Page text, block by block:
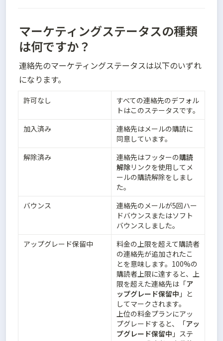
マーケティングステータスの種類
は何ですか？
連絡先のマーケティングステータスは以下のいずれ
になります。
許可なし
すべての連絡先のデフォル
トはこのステータスです。
加入済み
連絡先はメールの購読に
同意しています。
解除済み
連絡先はフッターの購読
解除リンクを使用してメ
ールの購読解除をしまし
た。
バウンス
連絡先のメールが5回ハー
ドバウンスまたはソフト
バウンスしました。
アップグレード保留中
料金の上限を超えて購読者
の連絡先が追加されたこ
とを意味します。100%の
購読者上限に達すると、上
限を超えた連絡先は「ア
ップグレード保留中 」と
してマークされます。
上位の料金プランにアッ
プグレードすると、「アッ
プグレード保留中 」ステ